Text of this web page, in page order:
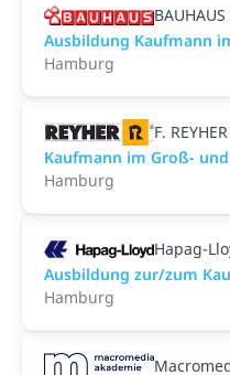
BAUHAUS
Ausbildung Kaufmann
Hamburg
F.
Kaufmann im Groß-
Hamburg
Hapag-
Ausbildung zur/zum
Hamburg